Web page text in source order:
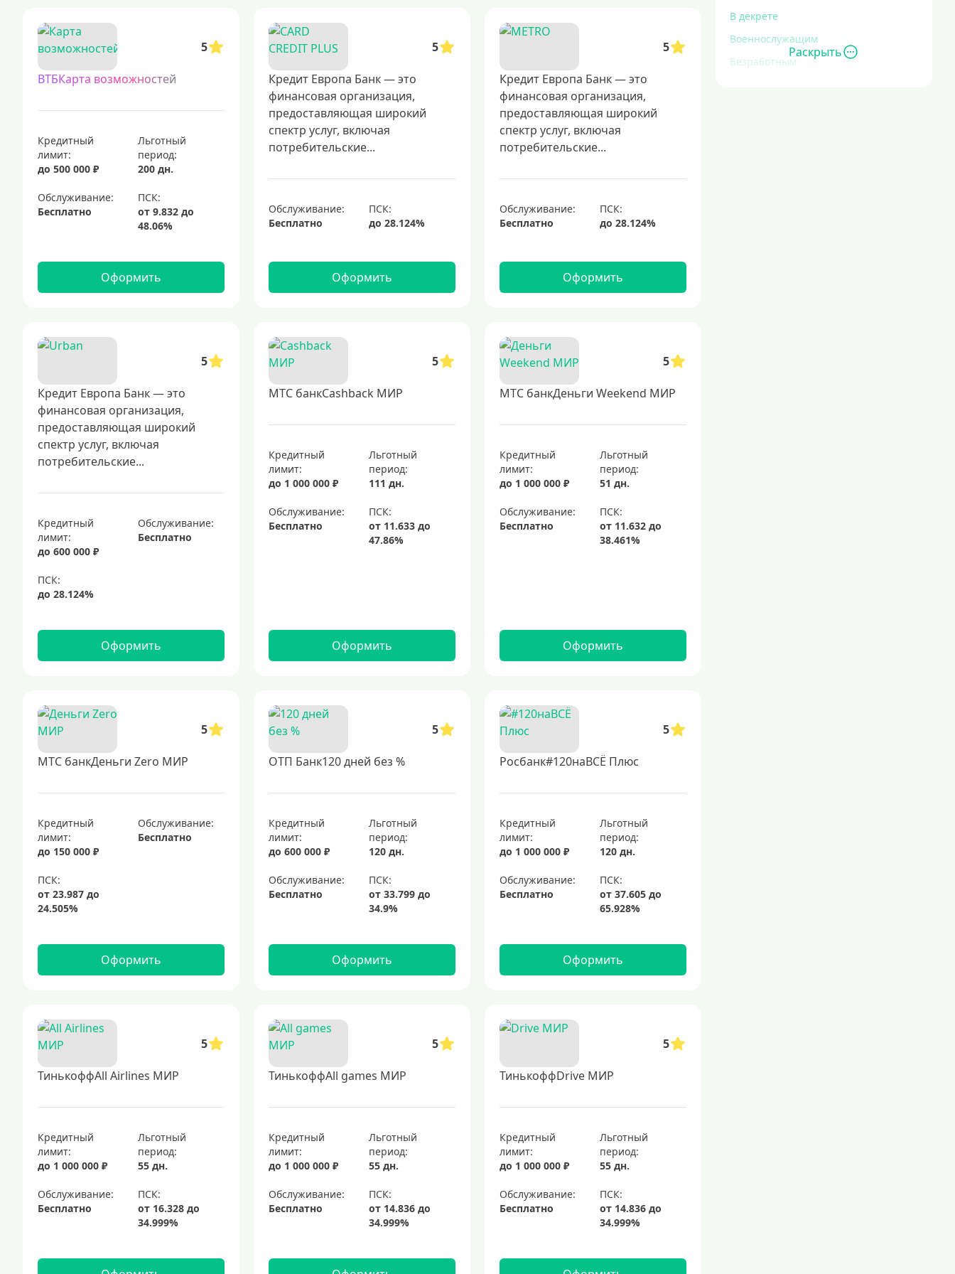
В декрете
Военнослужащим
Безработным
Раскрыть
5
ВТБКарта возможностей
Кредитный
лимит:
до 500 000 ₽
Льготный
период:
200 дн.
Обслуживание:
Бесплатно
Оформить
5
Кредит Европа Банк — это
финансовая организация,
предоставляющая широкий
спектр услуг, включая
потребительские...
Обслуживание:
Бесплатно
Оформить
5
Кредит Европа Банк — это
финансовая организация,
предоставляющая широкий
спектр услуг, включая
потребительские...
Обслуживание:
Бесплатно
Оформить
5
Кредит Европа Банк — это
финансовая организация,
предоставляющая широкий
спектр услуг, включая
потребительские...
Кредитный
лимит:
до 600 000 ₽
Обслуживание:
Бесплатно
Оформить
5
МТС банкCashback МИР
Кредитный
лимит:
до 1 000 000 ₽
Льготный
период:
111 дн.
Обслуживание:
Бесплатно
Оформить
5
МТС банкДеньги Weekend МИР
Кредитный
лимит:
до 1 000 000 ₽
Льготный
период:
51 дн.
Обслуживание:
Бесплатно
Оформить
5
МТС банкДеньги Zero МИР
Кредитный
лимит:
до 150 000 ₽
Обслуживание:
Бесплатно
Оформить
5
ОТП Банк120 дней без %
Кредитный
лимит:
до 600 000 ₽
Льготный
период:
120 дн.
Обслуживание:
Бесплатно
Оформить
5
Росбанк#120наВСЁ Плюс
Кредитный
лимит:
до 1 000 000 ₽
Льготный
период:
120 дн.
Обслуживание:
Бесплатно
Оформить
5
ТинькоффAll Airlines МИР
Кредитный
лимит:
до 1 000 000 ₽
Льготный
период:
55 дн.
Обслуживание:
Бесплатно
5
ТинькоффAll games МИР
Кредитный
лимит:
до 1 000 000 ₽
Льготный
период:
55 дн.
Обслуживание:
Бесплатно
5
ТинькоффDrive МИР
Кредитный
лимит:
до 1 000 000 ₽
Льготный
период:
55 дн.
Обслуживание:
Бесплатно